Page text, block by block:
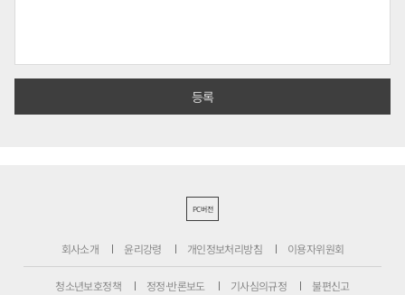
PC버전
회사소개 윤리강령 개인정보처리방침 이용자위원회
청소년보호정책 정정·반론보도 기사심의규정 불편신고